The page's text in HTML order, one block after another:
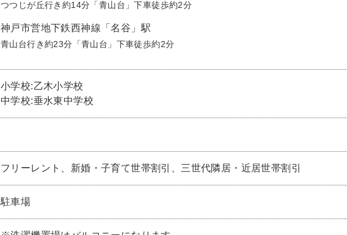
つつじが丘行き約14分「青山台」下車徒歩約2分
神戸市営地下鉄西神線「名谷」駅
青山台行き約23分「青山台」下車徒歩約2分
小学校:乙木小学校
中学校:垂水東中学校
フリーレント、新婚・子育て世帯割引、三世代隣居・近居世帯割引
駐車場